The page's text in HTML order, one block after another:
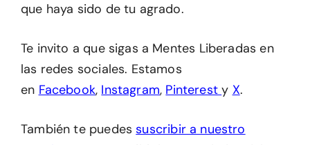
que haya sido de tu agrado.
Te invito a que sigas a Mentes Liberadas en
las redes sociales. Estamos
en Facebook, Instagram, Pinteresty X.
También te puedessuscribir a nuestro